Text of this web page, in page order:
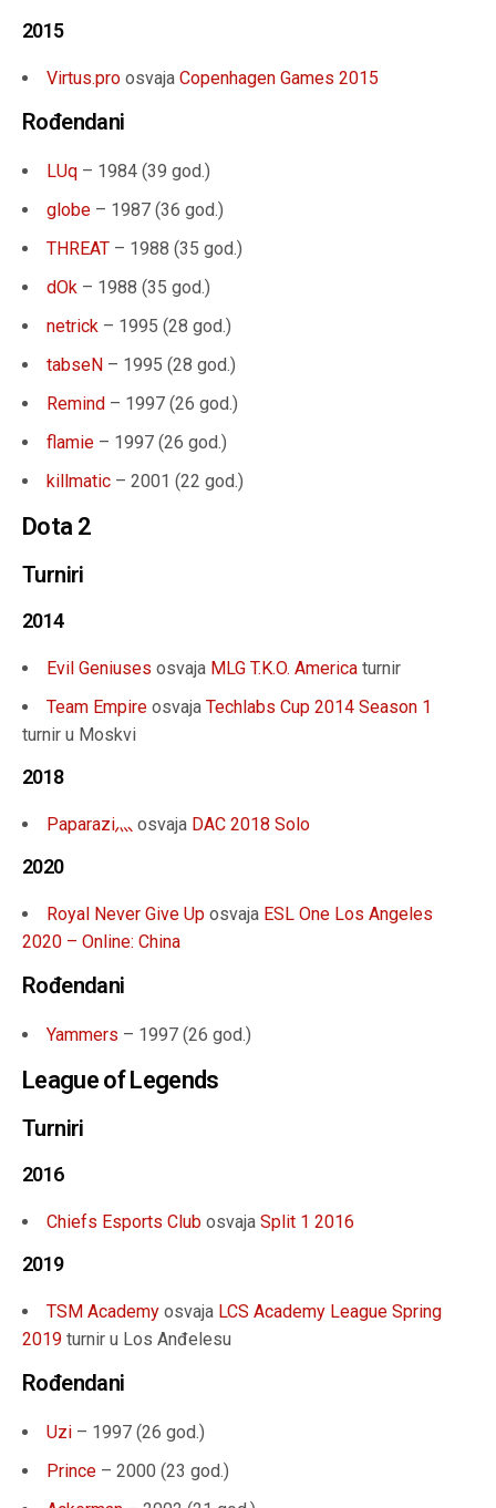
2015
Virtus.pro osvaja Copenhagen Games 2015
Rođendani
LUq – 1984 (39 god.)
globe – 1987 (36 god.)
THREAT – 1988 (35 god.)
dOk – 1988 (35 god.)
netrick – 1995 (28 god.)
tabseN – 1995 (28 god.)
Remind – 1997 (26 god.)
flamie – 1997 (26 god.)
killmatic – 2001 (22 god.)
Dota 2
Turniri
2014
Evil Geniuses osvaja MLG T.K.O. America turnir
Team Empire osvaja Techlabs Cup 2014 Season 1
turnir u Moskvi
2018
Paparazi灬 osvaja DAC 2018 Solo
2020
Royal Never Give Up osvaja ESL One Los Angeles
2020 – Online: China
Rođendani
Yammers – 1997 (26 god.)
League of Legends
Turniri
2016
Chiefs Esports Club osvaja Split 1 2016
2019
TSM Academy osvaja LCS Academy League Spring
2019 turnir u Los Anđelesu
Rođendani
Uzi – 1997 (26 god.)
Prince – 2000 (23 god.)